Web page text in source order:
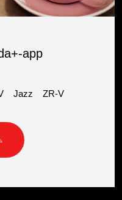
app
Jazz ZR-V